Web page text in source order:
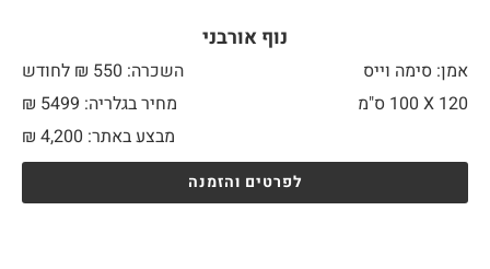
נוף אורבני
אמן: סימה וייס
השכרה: 550 ₪ לחודש
120 X
מחיר בגלריה: 5499 ₪
מבצע באתר:
₪ 4,200
לפרטים והזמנה